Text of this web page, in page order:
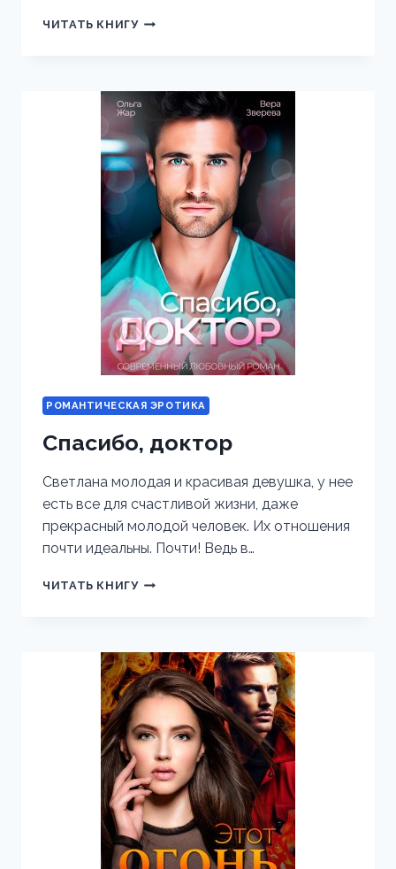
ЧИТАТЬ КНИГУПЛАМЯ
РОМАНТИЧЕСКАЯ ЭРОТИКА
Спасибо, доктор
Светлана молодая и красивая девушка, у нее
есть все для счастливой жизни, даже
прекрасный молодой человек. Их отношения
почти идеальны. Почти! Ведь в…
ЧИТАТЬ КНИГУСПАСИБО,